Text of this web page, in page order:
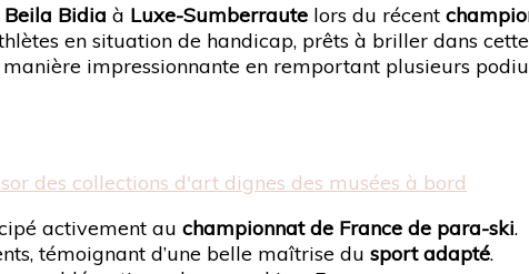
Beila Bidia à Luxe-Sumberraute lors du récent
en situation de handicap, prêts à briller dans cette
manière impressionnante en remportant plusieurs
des collections d'art dignes des musées à bord
activement au championnat de France de para-ski.
témoignant d’une belle maîtrise du sport adapté.